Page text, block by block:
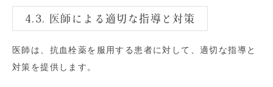
4.3. 医師による適切な指導と対策
医師は、抗血栓薬を服用する患者に対して、適切な指導と
対策を提供します。